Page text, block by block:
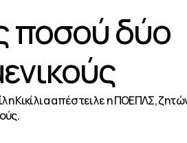
ποσού δύο ενοικίων και στους
ποσού δύο
Κικίλια απέστειλε η ΠΟΕΠΛΣ,